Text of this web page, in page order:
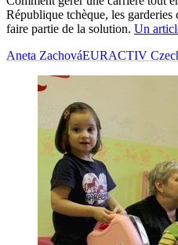
République tchèque, les
faire partie de la solution. Un
Aneta ZachováEURACTIV